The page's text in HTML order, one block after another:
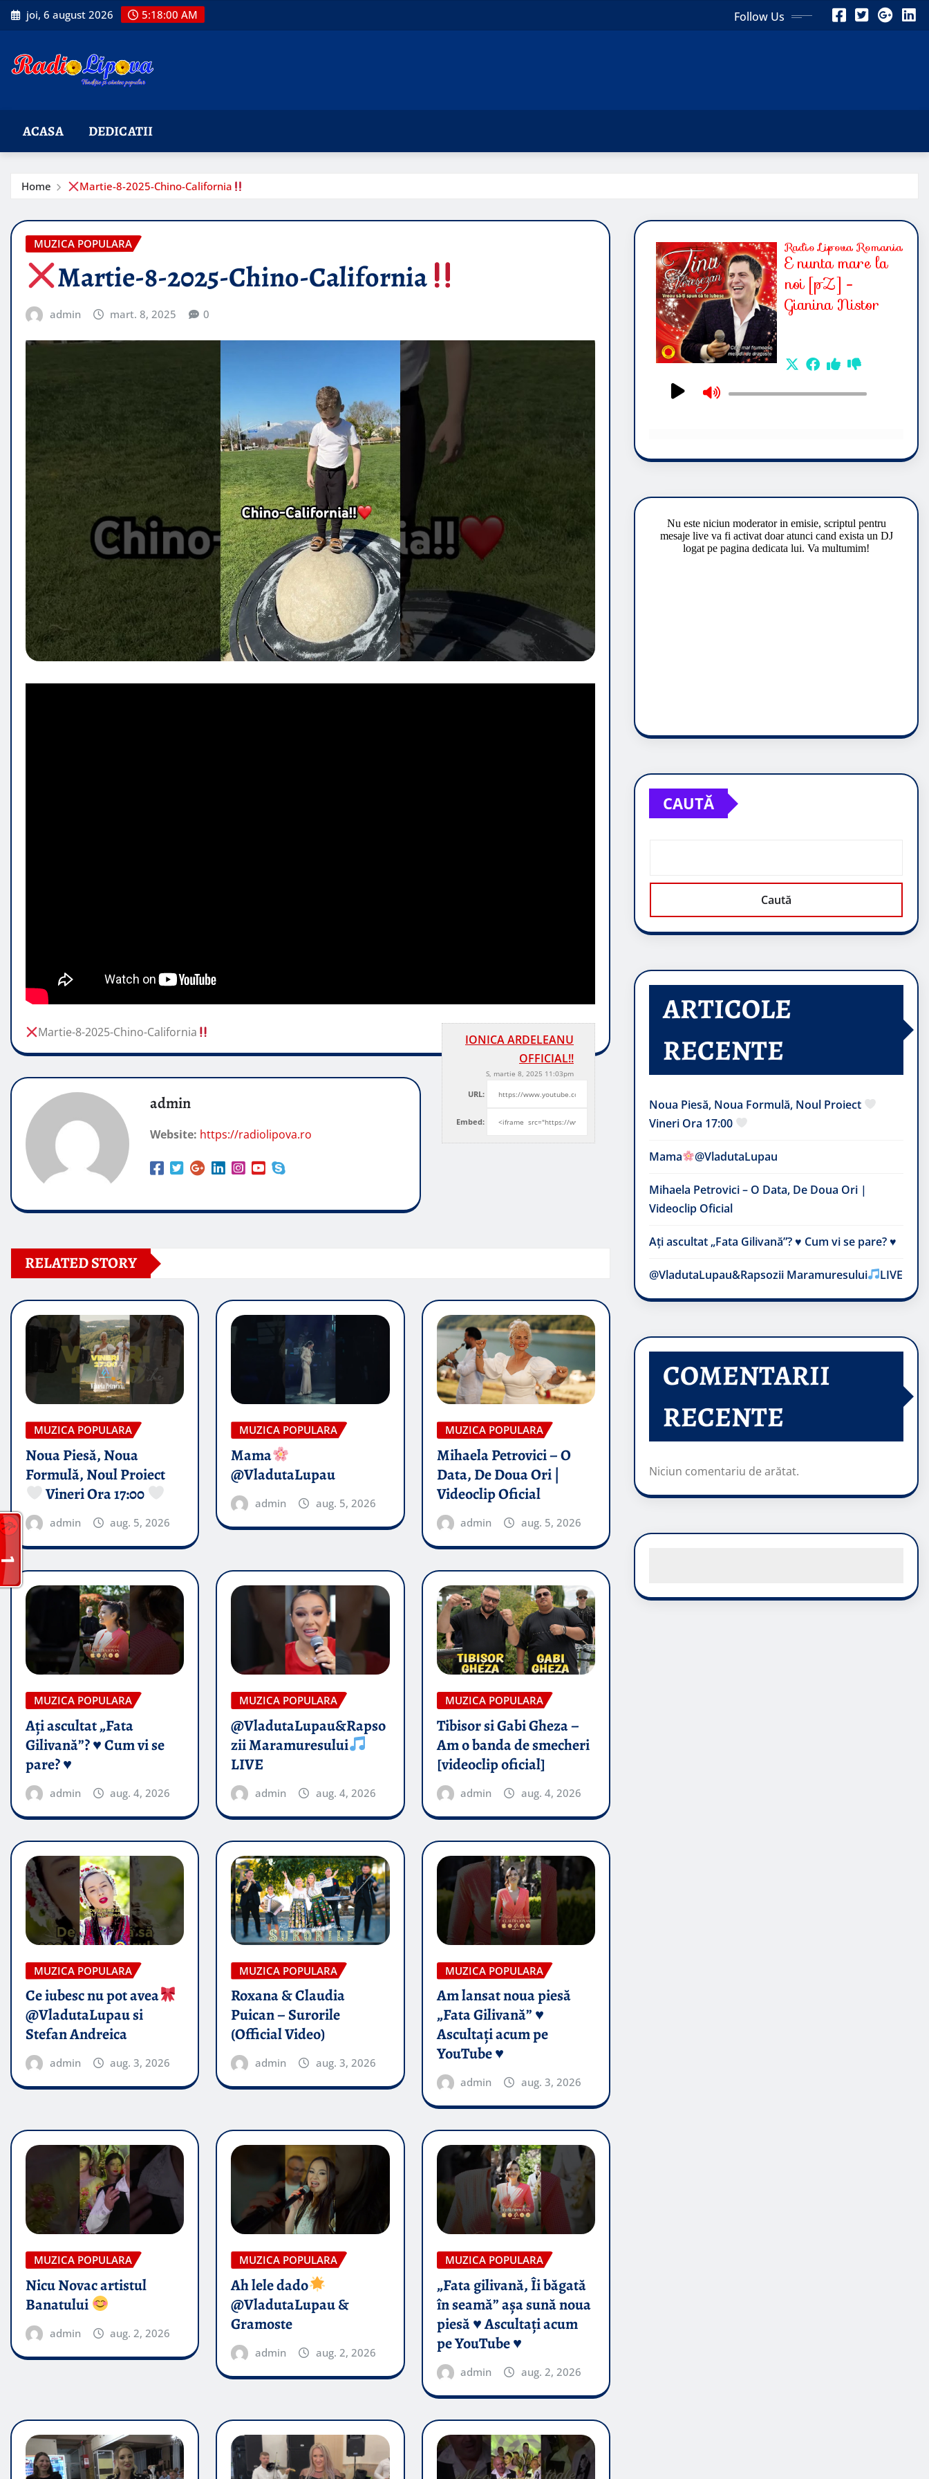
Skip
to
joi, 6 august 2026 5:18:02 AM Follow Us
ACASA DEDICATII
Home Martie-8-2025-Chino-California
MUZICA POPULARA
Martie-8-2025-Chino-California
admin mart. 8, 2025 0
IONICA ARDELEANU
OFFICIAL!!
S, martie 8, 2025 11:03pm
URL:
Embed:
Martie-8-2025-Chino-California
admin
Website: https://radiolipova.ro
RELATED STORY
MUZICA POPULARA
Noua Piesă, Noua
Formulă, Noul Proiect
Vineri Ora 17:00
admin aug. 5, 2026
MUZICA POPULARA
Mama
@VladutaLupau
admin aug. 5, 2026
MUZICA POPULARA
Mihaela Petrovici – O
Data, De Doua Ori |
Videoclip Oficial
admin aug. 5, 2026
MUZICA POPULARA
Ați ascultat „Fata
Gilivană”? ♥️ Cum vi se
pare? ♥️
admin aug. 4, 2026
MUZICA POPULARA
@VladutaLupau&Rapso
zii Maramuresului
LIVE
admin aug. 4, 2026
MUZICA POPULARA
Tibisor si Gabi Gheza –
Am o banda de smecheri
[videoclip oficial]
admin aug. 4, 2026
MUZICA POPULARA
Ce iubesc nu pot avea
@VladutaLupau si
Stefan Andreica
admin aug. 3, 2026
MUZICA POPULARA
Roxana & Claudia
Puican – Surorile
(Official Video)
admin aug. 3, 2026
MUZICA POPULARA
Am lansat noua piesă
„Fata Gilivană” ♥️
Ascultați acum pe
YouTube ♥️
admin aug. 3, 2026
MUZICA POPULARA
Nicu Novac artistul
Banatului
admin aug. 2, 2026
MUZICA POPULARA
Ah lele dado​
@VladutaLupau &
Gramoste
admin aug. 2, 2026
MUZICA POPULARA
„Fata gilivană, Îi băgată
în seamă” așa sună noua
piesă ♥️ Ascultați acum
pe YouTube ♥️
admin aug. 2, 2026
CAUTĂ
Caută
ARTICOLE
RECENTE
Noua Piesă, Noua Formulă, Noul Proiect
Vineri Ora 17:00
Mama @VladutaLupau
Mihaela Petrovici – O Data, De Doua Ori |
Videoclip Oficial
Ați ascultat „Fata Gilivană”? ♥️ Cum vi se pare? ♥️
@VladutaLupau&Rapsozii Maramuresului LIVE
COMENTARII
RECENTE
Niciun comentariu de arătat.